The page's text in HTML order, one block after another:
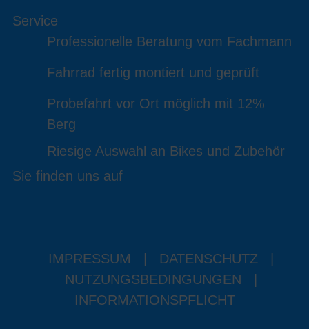
Service
Professionelle Beratung vom Fachmann
Fahrrad fertig montiert und geprüft
Probefahrt vor Ort möglich mit 12%
Berg
Riesige Auswahl an Bikes und Zubehör
Sie finden uns auf
IMPRESSUM DATENSCHUTZ
NUTZUNGSBEDINGUNGEN
INFORMATIONSPFLICHT